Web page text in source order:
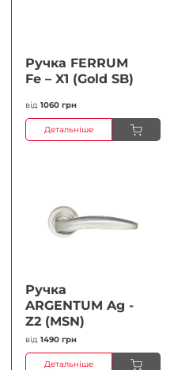
Ручка FERRUМ
Fe – X1 (Gold SB)
від 1060 грн
Детальніше
Ручка
ARGENTUM Ag -
Z2 (MSN)
від 1490 грн
Детальніше